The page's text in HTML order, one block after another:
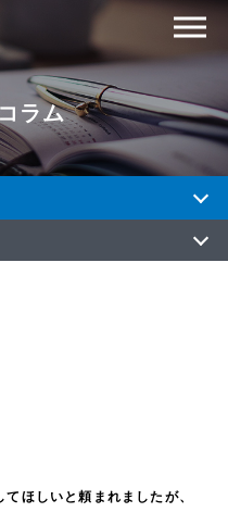
ラム
ほしいと頼まれましたが、